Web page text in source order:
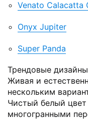
Venato Calacatta
Onyx Jupiter
Super Panda
Трендовые
Живая и
нескольким
Чистый белый
многогранными